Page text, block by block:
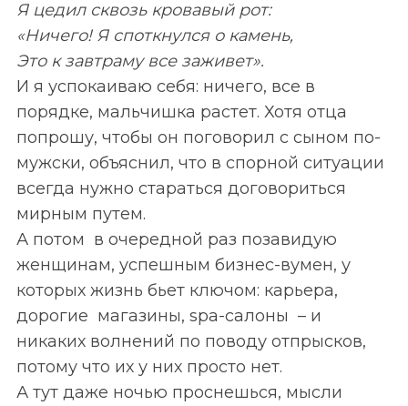
Я цедил сквозь кровавый рот:
«Ничего! Я споткнулся о камень,
Это к завтраму все заживет».
И я успокаиваю себя: ничего, все в
порядке, мальчишка растет. Хотя отца
попрошу, чтобы он поговорил с сыном по-
мужски, объяснил, что в спорной ситуации
всегда нужно стараться договориться
мирным путем.
А потом в очередной раз позавидую
женщинам, успешным бизнес-вумен, у
которых жизнь бьет ключом: карьера,
дорогие магазины, spa-салоны – и
никаких волнений по поводу отпрысков,
потому что их у них просто нет.
А тут даже ночью проснешься, мысли